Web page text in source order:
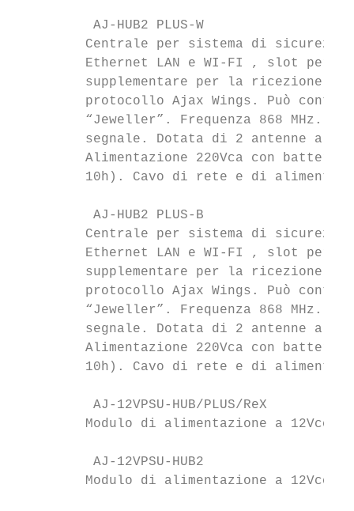
AJ-HUB2 PLUS-W
Centrale per sistema di
Ethernet LAN e WI-FI , slot per
supplementare per la ricezione
protocollo Ajax Wings. Può
“Jeweller”. Frequenza 868 MHz.
segnale. Dotata di 2 antenne a
Alimentazione 220Vca con
10h). Cavo di rete e di
AJ-HUB2 PLUS-B
Centrale per sistema di
Ethernet LAN e WI-FI , slot per
supplementare per la ricezione
protocollo Ajax Wings. Può
“Jeweller”. Frequenza 868 MHz.
segnale. Dotata di 2 antenne a
Alimentazione 220Vca con
10h). Cavo di rete e di
AJ-12VPSU-HUB/PLUS/ReX
Modulo di alimentazione a 12Vcc
AJ-12VPSU-HUB2
Modulo di alimentazione a 12Vcc